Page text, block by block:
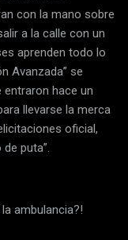
con la mano sobre
a la calle con un
aprenden todo lo
Avanzada” se
entraron hace un
llevarse la merca
oficial,
puta”.
ambulancia?!